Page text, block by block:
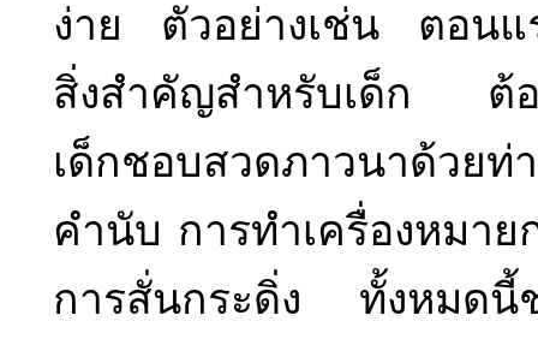
ง่าย ตัวอย่างเช่น ตอนแ
สิ่งสำคัญสำหรับเด็ก ต้อ
เด็กชอบสวดภาวนาด้วยท่
คำนับ การทำเครื่องหมา
การสั่นกระดิ่ง ทั้งหมดนี้